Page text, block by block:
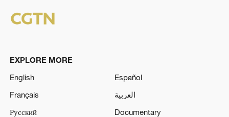
EXPLORE MORE
English
Español
Français
العربية
Русский
Documentary